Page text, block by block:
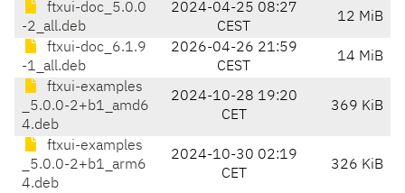
ftxui-doc_5.0.0
-2_all.deb
2024-04-25 08:27
CEST
12 MiB
ftxui-doc_6.1.9
-1_all.deb
2026-04-26 21:59
CEST
14 MiB
ftxui-examples
_5.0.0-2+b1_amd6
4.deb
2024-10-28 19:20
CET
369 KiB
ftxui-examples
_5.0.0-2+b1_arm6
4.deb
2024-10-30 02:19
CET
326 KiB